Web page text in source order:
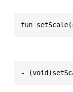
fun
-